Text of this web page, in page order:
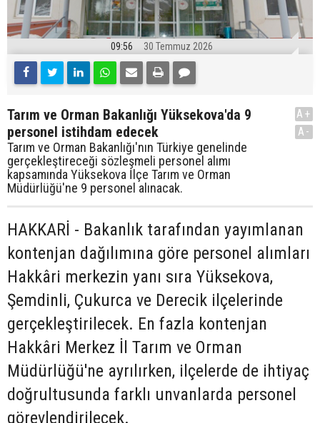
09:56 30 Temmuz 2026
Tarım ve Orman Bakanlığı Yüksekova'da 9
personel istihdam edecek
Tarım ve Orman Bakanlığı'nın Türkiye genelinde
gerçekleştireceği sözleşmeli personel alımı
kapsamında Yüksekova İlçe Tarım ve Orman
Müdürlüğü'ne 9 personel alınacak.
A+
A-
HAKKARİ - Bakanlık tarafından yayımlanan
kontenjan dağılımına göre personel alımları
Hakkâri merkezin yanı sıra Yüksekova,
Şemdinli, Çukurca ve Derecik ilçelerinde
gerçekleştirilecek. En fazla kontenjan
Hakkâri Merkez İl Tarım ve Orman
Müdürlüğü'ne ayrılırken, ilçelerde de ihtiyaç
doğrultusunda farklı unvanlarda personel
görevlendirilecek.